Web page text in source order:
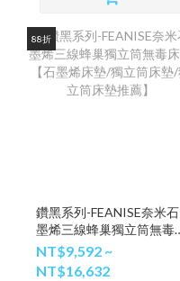
88折
鑽黑系列-FEANISE奈米石
墨烯三線蜂巢獨立筒無毒
床墊【石墨烯床墊/獨立筒
床墊/獨立筒床墊推薦】
NT$9,592 ~
NT$16,632